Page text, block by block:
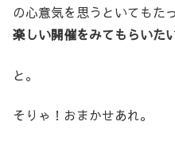
の心意気を思うといてもた
楽しい開催をみてもらいた
と。
そりゃ！おまかせあれ。